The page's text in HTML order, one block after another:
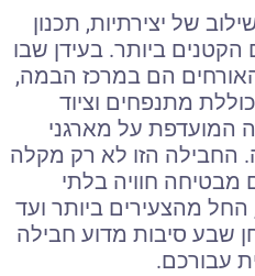
של יצירתיות, תכנון
ביותר. בעידן שבו
האורחים הם במרכז הבמה,
מתנפחים וציוד
המועדפת על מארגני
החבילה הזו לא רק מקלה
מבטיחה חוויה בלתי
מהצעירים ביותר ועד
שבע סיבות מדוע חבילה
עבורכם.